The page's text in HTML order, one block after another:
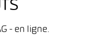
- en ligne.